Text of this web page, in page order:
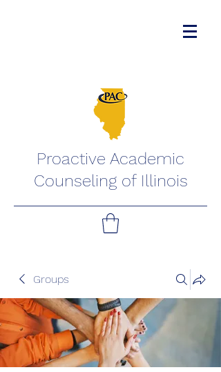
Proactive Academic
Counseling of Illinois
Groups